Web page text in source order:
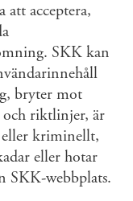
att acceptera,
SKK kan
bryter mot
riktlinjer, är
eller kriminellt,
eller hotar
SKK-webbplats.